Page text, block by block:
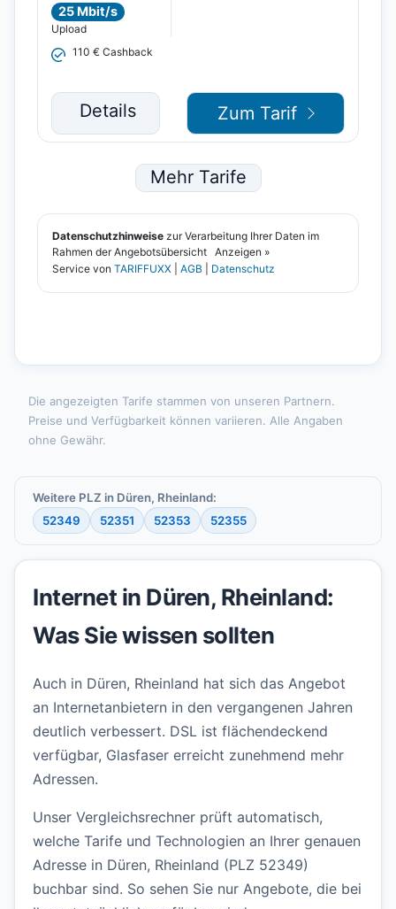
Die angezeigten Tarife stammen von unseren Partnern.
Preise und Verfügbarkeit können variieren. Alle Angaben
ohne Gewähr.
Weitere PLZ in Düren, Rheinland:
52349
52351 52353 52355
Internet in Düren, Rheinland:
Was Sie wissen sollten
Auch in Düren, Rheinland hat sich das Angebot
an Internetanbietern in den vergangenen Jahren
deutlich verbessert. DSL ist flächendeckend
verfügbar, Glasfaser erreicht zunehmend mehr
Adressen.
Unser Vergleichsrechner prüft automatisch,
welche Tarife und Technologien an Ihrer genauen
Adresse in Düren, Rheinland (PLZ 52349)
buchbar sind. So sehen Sie nur Angebote, die bei